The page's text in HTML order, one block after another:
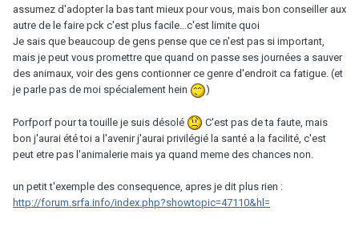
assumez d'adopter la bas tant mieux pour vous, mais bon conseiller aux
autre de le faire pck c'est plus facile...c'est limite quoi
Je sais que beaucoup de gens pense que ce n'est pas si important,
mais je peut vous promettre que quand on passe ses journées a sauver
des animaux, voir des gens contionner ce genre d'endroit ca fatigue. (et
je parle pas de moi spécialement hein
)
Porfporf pour ta touille je suis désolé
C'est pas de ta faute, mais
bon j'aurai été toi a l'avenir j'aurai privilégié la santé a la facilité, c'est
peut etre pas l'animalerie mais ya quand meme des chances non.
un petit t'exemple des consequence, apres je dit plus rien :
http://forum.srfa.info/index.php?showtopic=47110&hl=